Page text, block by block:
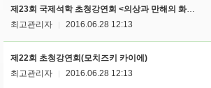
제23회 국제석학 초청강연회 <의상과 만해의 화엄학>
최고관리자
2016.06.28 12:13
제22회 초청강연회(모치즈키 카이에)
최고관리자
2016.06.28 12:13